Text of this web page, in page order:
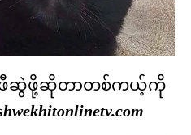
ဆွဲဖို့ဆိုတာတစ်ကယ့်ကို